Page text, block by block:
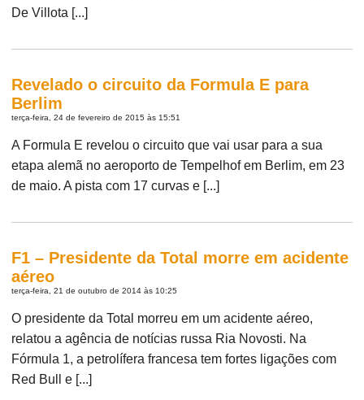
De Villota [...]
Revelado o circuito da Formula E para
Berlim
terça-feira, 24 de fevereiro de 2015 às 15:51
A Formula E revelou o circuito que vai usar para a sua
etapa alemã no aeroporto de Tempelhof em Berlim, em 23
de maio. A pista com 17 curvas e [...]
F1 – Presidente da Total morre em acidente
aéreo
terça-feira, 21 de outubro de 2014 às 10:25
O presidente da Total morreu em um acidente aéreo,
relatou a agência de notícias russa Ria Novosti. Na
Fórmula 1, a petrolífera francesa tem fortes ligações com
Red Bull e [...]